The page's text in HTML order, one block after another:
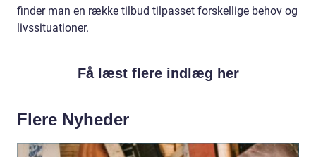
finder man en række tilbud tilpasset forskellige behov og
livssituationer.
Få læst flere indlæg her
Flere Nyheder